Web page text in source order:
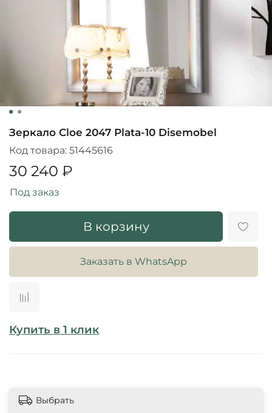
Зеркало Cloe 2047 Plata-10 Disemobel
Код товара: 51445616
30 240 ₽
В корзину
Заказать в WhatsApp
Купить в 1 клик
Под заказ
Выбрать